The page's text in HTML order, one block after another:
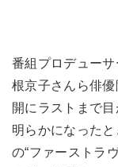
番組プロデュー
根京子さんら俳
開にラストまで
明らかになった
の“ファーストラ